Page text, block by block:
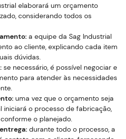
elaborará um orçamento
considerando todos os
a equipe da Sag Industrial
ao cliente, explicando cada item
dúvidas.
se necessário, é possível negociar e
para atender às necessidades
uma vez que o orçamento seja
iniciará o processo de fabricação,
o planejado.
durante todo o processo, a